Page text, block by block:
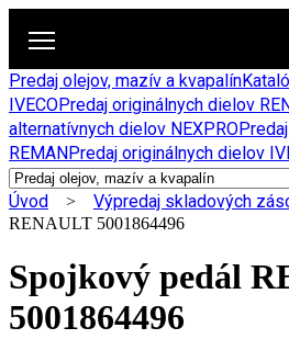
Predaj olejov, mazív a kvapalín
IVECOPredaj originálnych dielov
alternatívnych dielov NEXPRO
REMANPredaj originálnych dielov
Úvod > Výpredaj skladových
RENAULT 5001864496
Spojkový pedál
5001864496